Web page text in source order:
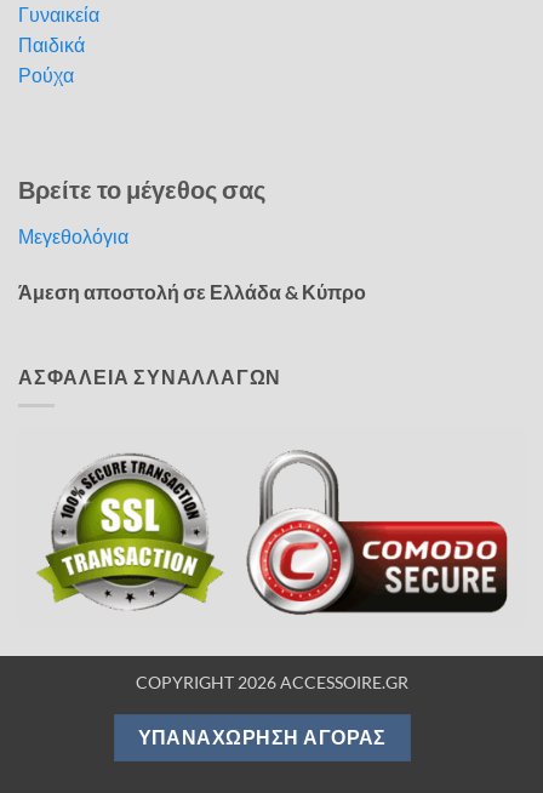
Γυναικεία
Παιδικά
Ρούχα
Βρείτε το μέγεθος σας
Μεγεθολόγια
Άμεση αποστολή σε Ελλάδα & Κύπρο
ΑΣΦΑΛΕΙΑ ΣΥΝΑΛΛΑΓΩΝ
COPYRIGHT 2026 ACCESSOIRE.GR
ΥΠΑΝΑΧΏΡΗΣΗ ΑΓΟΡΆΣ